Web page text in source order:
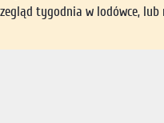
tygodnia w lodówce,